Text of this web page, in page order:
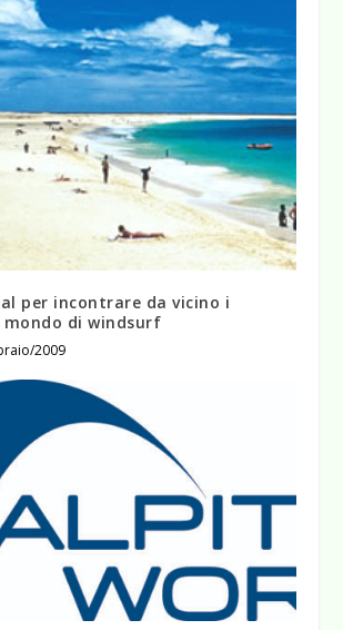
per incontrare da vicino i
mondo di windsurf
2009